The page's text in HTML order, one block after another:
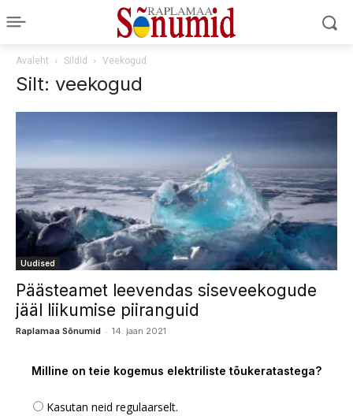
Avaleht Sildid Veekogud
Silt: veekogud
Uudised
Päästeamet leevendas siseveekogude
jääl liikumise piiranguid
Raplamaa Sõnumid - 14. jaan 2021
Milline on teie kogemus elektriliste tõukeratastega?
Kasutan neid regulaarselt.